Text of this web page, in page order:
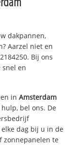
dakpannen,
Aarzel niet en
Bij ons
snel en
inAmsterdam
bel ons. De
dag bij u in de
zonnepanelen te